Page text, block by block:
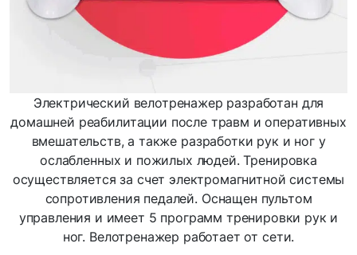
Электрический велотренажер разработан для
домашней реабилитации после травм и оперативных
вмешательств, а также разработки рук и ног у
ослабленных и пожилых людей. Тренировка
осуществляется за счет электромагнитной системы
сопротивления педалей. Оснащен пультом
управления и имеет 5 программ тренировки рук и
ног. Велотренажер работает от сети.